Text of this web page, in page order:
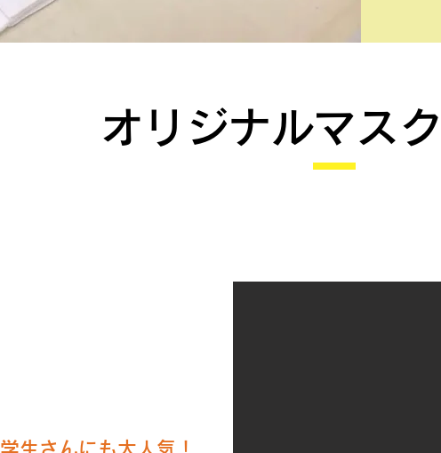
オリジナルマス
学生さんにも大人気！